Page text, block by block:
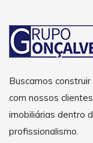
Buscamos
com nossos
imobiliárias dentro
profissionalismo.